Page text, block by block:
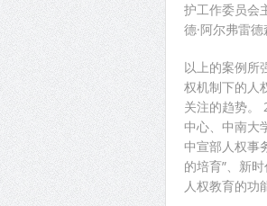
护工作委员会
德·阿尔弗雷德
以上的案例所
权机制下的人
关注的趋势。
中心、中南大
中宣部人权事
的培育”、新
人权教育的功